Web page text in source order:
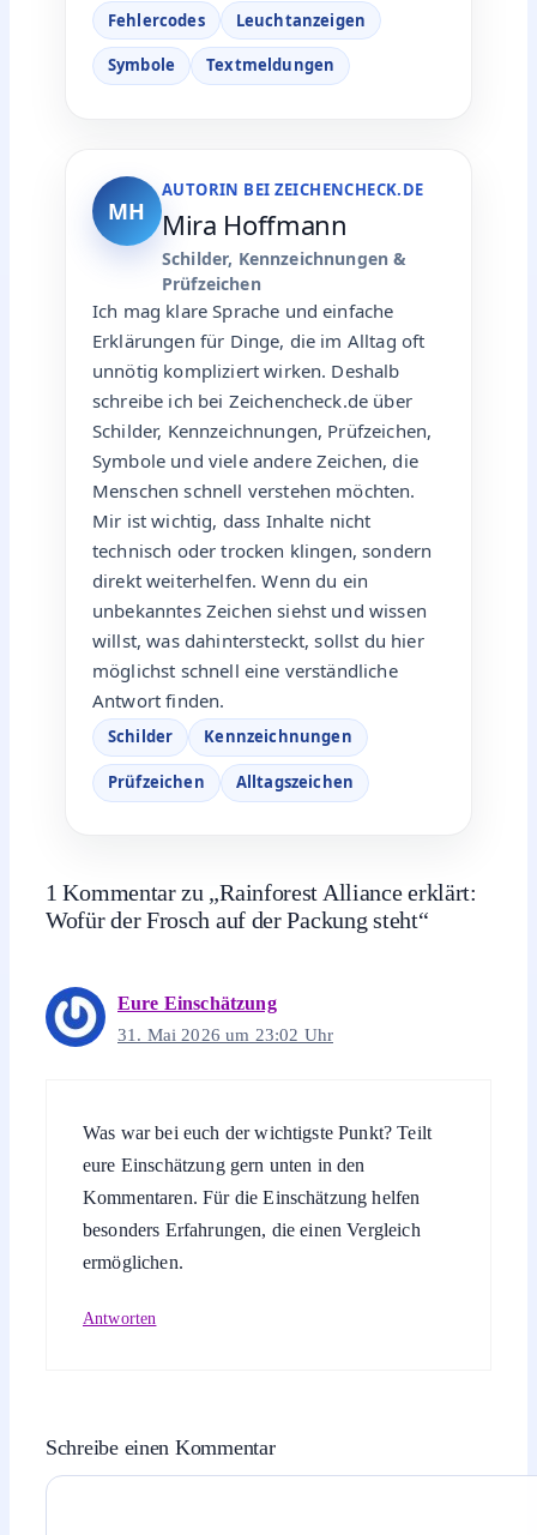
Fehlercodes Leuchtanzeigen
Symbole Textmeldungen
MH
AUTORIN BEI ZEICHENCHECK.DE
Mira Hoffmann
Schilder, Kennzeichnungen &
Prüfzeichen
Ich mag klare Sprache und einfache
Erklärungen für Dinge, die im Alltag oft
unnötig kompliziert wirken. Deshalb
schreibe ich bei Zeichencheck.de über
Schilder, Kennzeichnungen, Prüfzeichen,
Symbole und viele andere Zeichen, die
Menschen schnell verstehen möchten.
Mir ist wichtig, dass Inhalte nicht
technisch oder trocken klingen, sondern
direkt weiterhelfen. Wenn du ein
unbekanntes Zeichen siehst und wissen
willst, was dahintersteckt, sollst du hier
möglichst schnell eine verständliche
Antwort finden.
Schilder Kennzeichnungen
Prüfzeichen Alltagszeichen
1 Kommentar zu „Rainforest Alliance erklärt:
Wofür der Frosch auf der Packung steht“
Eure Einschätzung
31. Mai 2026 um 23:02 Uhr
Was war bei euch der wichtigste Punkt? Teilt
eure Einschätzung gern unten in den
Kommentaren. Für die Einschätzung helfen
besonders Erfahrungen, die einen Vergleich
ermöglichen.
Antworten
Schreibe einen Kommentar
Kommentar